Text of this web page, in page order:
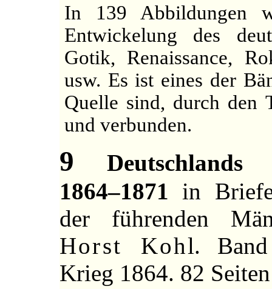
In 139 Abbildungen
Entwickelung des
Gotik, Renaissance,
usw. Es ist eines der
Quelle sind, durch den
und verbunden.
9 Deutschlands
1864–1871 in
der führenden
Horst Kohl.
Krieg 1864. 82 Seiten